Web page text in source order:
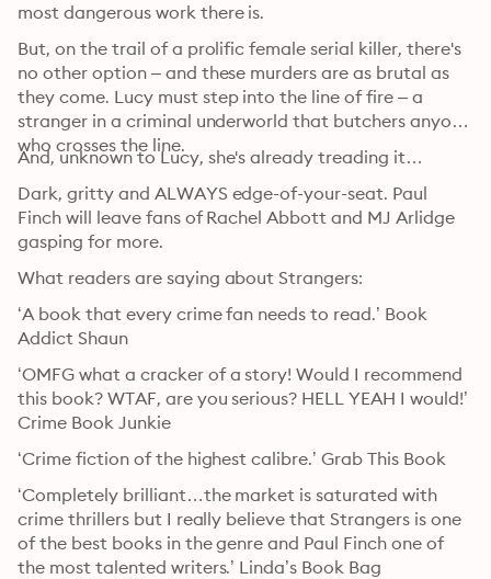
most dangerous work there is.
But, on the trail of a prolific female serial killer, there's
no other option – and these murders are as brutal as
they come. Lucy must step into the line of fire – a
stranger in a criminal underworld that butchers anyone
who crosses the line.
And, unknown to Lucy, she's already treading it…
Dark, gritty and ALWAYS edge-of-your-seat. Paul
Finch will leave fans of Rachel Abbott and MJ Arlidge
gasping for more.
What readers are saying about Strangers:
‘A book that every crime fan needs to read.’ Book
Addict Shaun
‘OMFG what a cracker of a story! Would I recommend
this book? WTAF, are you serious? HELL YEAH I would!’
Crime Book Junkie
‘Crime fiction of the highest calibre.’ Grab This Book
‘Completely brilliant…the market is saturated with
crime thrillers but I really believe that Strangers is one
of the best books in the genre and Paul Finch one of
the most talented writers.’ Linda’s Book Bag